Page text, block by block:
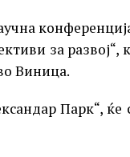
за развој“,
Виница.
Парк“,